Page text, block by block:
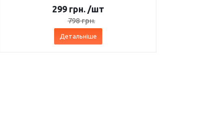
299 грн. /шт
798грн.
Детальніше